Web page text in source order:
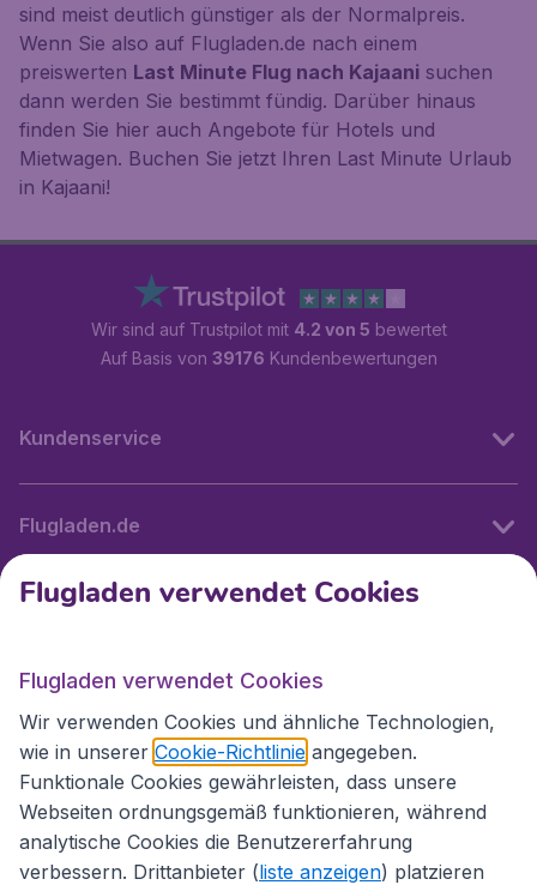
sind meist deutlich günstiger als der Normalpreis.
Wenn Sie also auf Flugladen.de nach einem
preiswerten Last Minute Flug nach Kajaani suchen
dann werden Sie bestimmt fündig. Darüber hinaus
finden Sie hier auch Angebote für Hotels und
Mietwagen. Buchen Sie jetzt Ihren Last Minute Urlaub
in Kajaani!
Wir sind auf Trustpilot mit 4.2 von 5 bewertet
Auf Basis von 39176 Kundenbewertungen
Kundenservice
Flugladen.de
Internationale Webseiten
Folgen Sie uns:
Flugladen verwendet Cookies
Flugladen verwendet Cookies
Wir verwenden Cookies und ähnliche Technologien,
wie in unserer Cookie-Richtlinie angegeben.
Funktionale Cookies gewährleisten, dass unsere
Webseiten ordnungsgemäß funktionieren, während
analytische Cookies die Benutzererfahrung
verbessern. Drittanbieter (liste anzeigen) platzieren